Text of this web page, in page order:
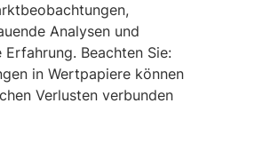
Analysen und
Erfahrung. Beachten Sie:
in Wertpapiere können
Verlusten verbunden